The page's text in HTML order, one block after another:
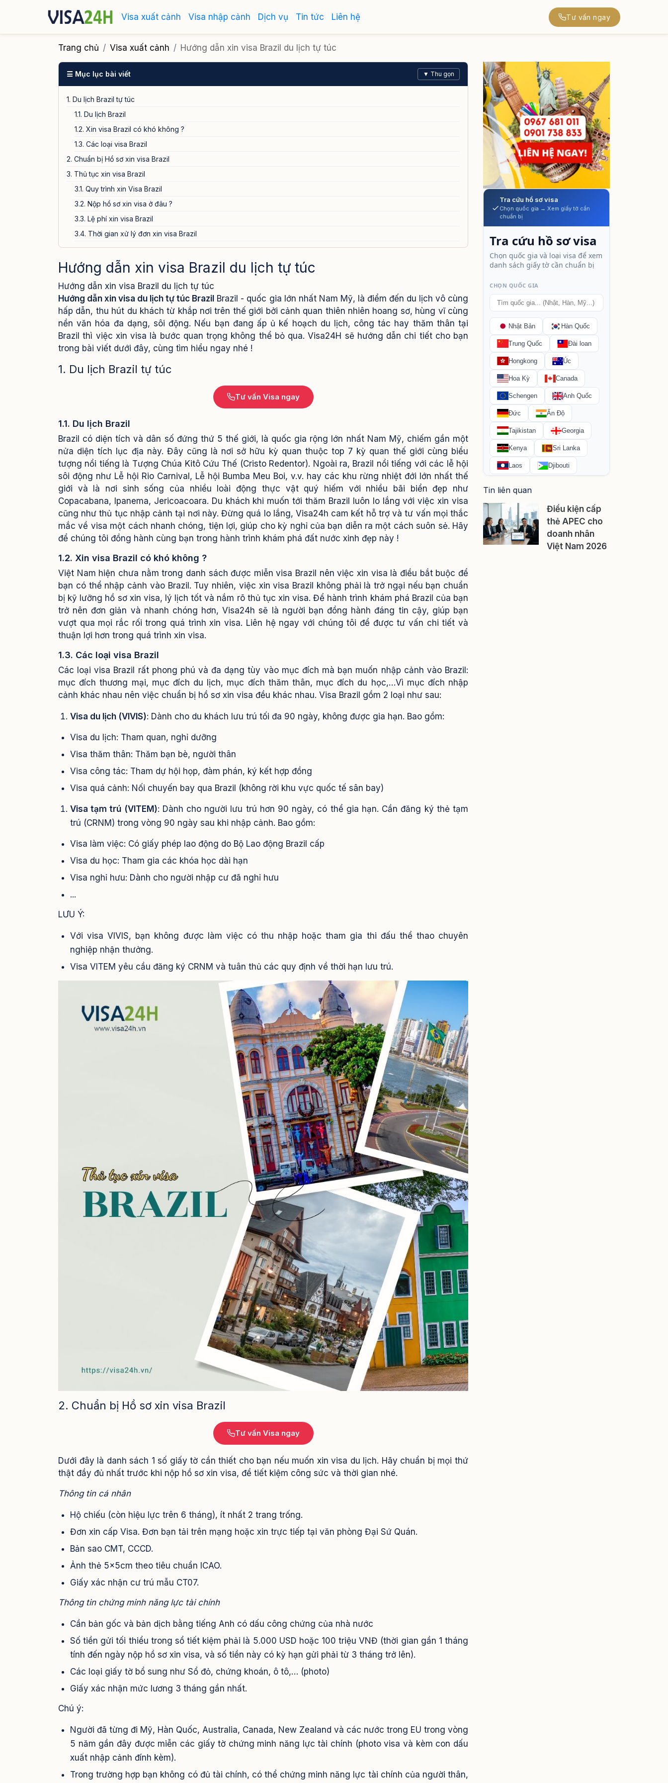
Visa xuất cảnh Visa nhập cảnh Dịch vụ Tin tức Liên hệ Tư vấn ngay
Trang chủ Visa xuất cảnh Hướng dẫn xin visa Brazil du lịch tự túc
☰ Mục lục bài viết ▼ Thu gọn
1. Du lịch Brazil tự túc
1.1. Du lịch Brazil
1.2. Xin visa Brazil có khó không ?
1.3. Các loại visa Brazil
2. Chuẩn bị Hồ sơ xin visa Brazil
3. Thủ tục xin visa Brazil
3.1. Quy trình xin Visa Brazil
3.2. Nộp hồ sơ xin visa ở đâu ?
3.3. Lệ phí xin visa Brazil
3.4. Thời gian xử lý đơn xin visa Brazil
4. Các lưu ý quan trọng khi xin visa Brazil du lịch tự túc
5. Dịch vụ xin visa Brazil của Visa24h.vn
Hướng dẫn xin visa Brazil du lịch tự túc
Hướng dẫn xin visa Brazil du lịch tự túc
Hướng dẫn xin visa du lịch tự túc Brazil Brazil - quốc gia lớn nhất Nam Mỹ, là điểm đến du lịch vô cùng
hấp dẫn, thu hút du khách từ khắp nơi trên thế giới bởi cảnh quan thiên nhiên hoang sơ, hùng vĩ cùng
nền văn hóa đa dạng, sôi động. Nếu bạn đang ấp ủ kế hoạch du lịch, công tác hay thăm thân tại
Brazil thì việc xin visa là bước quan trọng không thể bỏ qua. Visa24H sẽ hướng dẫn chi tiết cho bạn
trong bài viết dưới đây, cùng tìm hiểu ngay nhé !
1. Du lịch Brazil tự túc
Tư vấn Visa ngay
1.1. Du lịch Brazil
Brazil có diện tích và dân số đứng thứ 5 thế giới, là quốc gia rộng lớn nhất Nam Mỹ, chiếm gần một
nửa diện tích lục địa này. Đây cũng là nơi sở hữu kỳ quan thuộc top 7 kỳ quan thế giới cùng biểu
tượng nổi tiếng là Tượng Chúa Kitô Cứu Thế (Cristo Redentor). Ngoài ra, Brazil nổi tiếng với các lễ hội
sôi động như Lễ hội Rio Carnival, Lễ hội Bumba Meu Boi, v.v. hay các khu rừng nhiệt đới lớn nhất thế
giới và là nơi sinh sống của nhiều loài động thực vật quý hiếm với nhiều bãi biển đẹp như
Copacabana, Ipanema, Jericoacoara. Du khách khi muốn tới thăm Brazil luôn lo lắng với việc xin visa
cũng như thủ tục nhập cảnh tại nơi này. Đừng quá lo lắng, Visa24h cam kết hỗ trợ và tư vấn mọi thắc
mắc về visa một cách nhanh chóng, tiện lợi, giúp cho kỳ nghỉ của bạn diễn ra một cách suôn sẻ. Hãy
để chúng tôi đồng hành cùng bạn trong hành trình khám phá đất nước xinh đẹp này !
1.2. Xin visa Brazil có khó không ?
Việt Nam hiện chưa nằm trong danh sách được miễn visa Brazil nên việc xin visa là điều bắt buộc để
bạn có thể nhập cảnh vào Brazil. Tuy nhiên, việc xin visa Brazil không phải là trở ngại nếu bạn chuẩn
bị kỹ lưỡng hồ sơ xin visa, lý lịch tốt và nắm rõ thủ tục xin visa.Để hành trình khám phá Brazil của bạn
trở nên đơn giản và nhanh chóng hơn, Visa24h sẽ là người bạn đồng hành đáng tin cậy, giúp bạn
vượt qua mọi rắc rối trong quá trình xin visa. Liên hệ ngay với chúng tôi để được tư vấn chi tiết và
thuận lợi hơn trong quá trình xin visa.
1.3. Các loại visa Brazil
Các loại visa Brazil rất phong phú và đa dạng tùy vào mục đích mà bạn muốn nhập cảnh vào Brazil:
mục đích thương mại, mục đích du lịch, mục đích thăm thân, mục đích du học,…Vì mục đích nhập
cảnh khác nhau nên việc chuẩn bị hồ sơ xin visa đều khác nhau. Visa Brazil gồm 2 loại như sau:
Visa du lịch (VIVIS): Dành cho du khách lưu trú tối đa 90 ngày, không được gia hạn. Bao gồm:
Visa du lịch: Tham quan, nghỉ dưỡng
Visa thăm thân: Thăm bạn bè, người thân
Visa công tác: Tham dự hội họp, đàm phán, ký kết hợp đồng
Visa quá cảnh: Nối chuyến bay qua Brazil (không rời khu vực quốc tế sân bay)
Visa tạm trú (VITEM): Dành cho người lưu trú hơn 90 ngày, có thể gia hạn. Cần đăng ký thẻ tạm
trú (CRNM) trong vòng 90 ngày sau khi nhập cảnh. Bao gồm:
Visa làm việc: Có giấy phép lao động do Bộ Lao động Brazil cấp
Visa du học: Tham gia các khóa học dài hạn
Visa nghỉ hưu: Dành cho người nhập cư đã nghỉ hưu
...
LƯU Ý:
Với visa VIVIS, bạn không được làm việc có thu nhập hoặc tham gia thi đấu thể thao chuyên
nghiệp nhận thưởng.
Visa VITEM yêu cầu đăng ký CRNM và tuân thủ các quy định về thời hạn lưu trú.
2. Chuẩn bị Hồ sơ xin visa Brazil
Tư vấn Visa ngay
Dưới đây là danh sách 1 số giấy tờ cần thiết cho bạn nếu muốn xin visa du lịch. Hãy chuẩn bị mọi thứ
thật đầy đủ nhất trước khi nộp hồ sơ xin visa, để tiết kiệm công sức và thời gian nhé.
Thông tin cá nhân
Hộ chiếu (còn hiệu lực trên 6 tháng), ít nhất 2 trang trống.
Đơn xin cấp Visa. Đơn bạn tải trên mạng hoặc xin trực tiếp tại văn phòng Đại Sứ Quán.
Bản sao CMT, CCCD.
Ảnh thẻ 5x5cm theo tiêu chuẩn ICAO.
Giấy xác nhận cư trú mẫu CT07.
Thông tin chứng minh năng lực tài chính
Cần bản gốc và bản dịch bằng tiếng Anh có dấu công chứng của nhà nước
Số tiền gửi tối thiểu trong sổ tiết kiệm phải là 5.000 USD hoặc 100 triệu VNĐ (thời gian gần 1 tháng
tính đến ngày nộp hồ sơ xin visa, và số tiền này có kỳ hạn gửi phải từ 3 tháng trở lên).
Các loại giấy tờ bổ sung như Sổ đỏ, chứng khoán, ô tô,… (photo)
Giấy xác nhận mức lương 3 tháng gần nhất.
Chú ý:
Người đã từng đi Mỹ, Hàn Quốc, Australia, Canada, New Zealand và các nước trong EU trong vòng
5 năm gần đây được miễn các giấy tờ chứng minh năng lực tài chính (photo visa và kèm con dấu
xuất nhập cảnh đính kèm).
Trong trường hợp bạn không có đủ tài chính, có thể chứng minh năng lực tài chính của người thân,
Tra cứu hồ sơ visa
Chọn quốc gia → Xem giấy tờ cần
chuẩn bị
Tin liên quan
Điều kiện cấp
thẻ APEC cho
doanh nhân
Việt Nam 2026